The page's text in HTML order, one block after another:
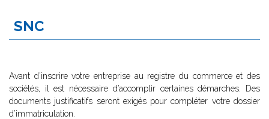
SNC
Avant d’inscrire votre entreprise au registre du commerce et des
sociétés, il est nécessaire d’accomplir certaines démarches. Des
documents justificatifs seront exigés pour compléter votre dossier
d’immatriculation.